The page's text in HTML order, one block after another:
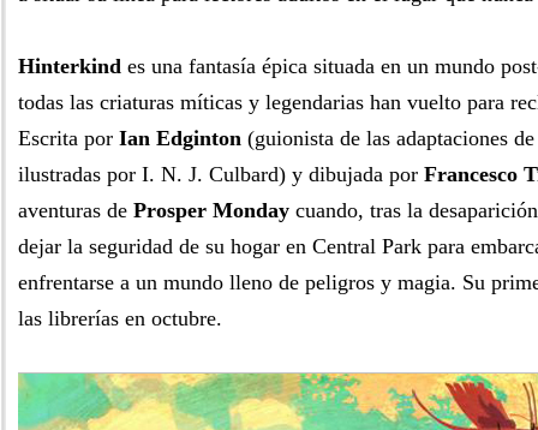
Hinterkind es una fantasía épica situada en un mundo
todas las criaturas míticas y legendarias han vuelto para
Escrita por Ian Edginton (guionista de las adaptaciones
ilustradas por I. N. J. Culbard) y dibujada por Francesco
aventuras de Prosper Monday cuando, tras la
dejar la seguridad de su hogar en Central Park para
enfrentarse a un mundo lleno de peligros y magia. Su
las librerías en octubre.